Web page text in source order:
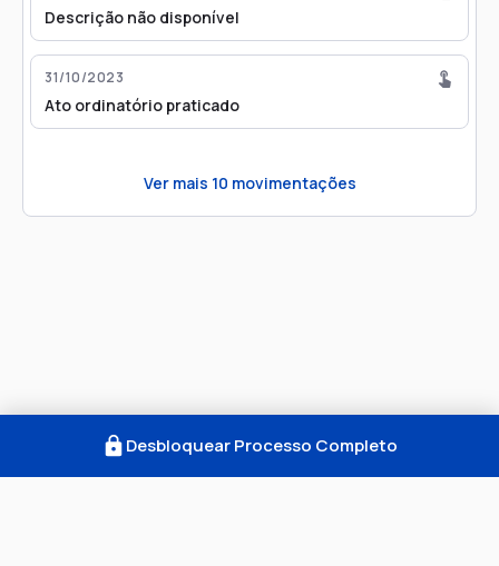
Descrição não disponível
31/10/2023
Ato ordinatório praticado
Ver mais 10 movimentações
Desbloquear Processo Completo